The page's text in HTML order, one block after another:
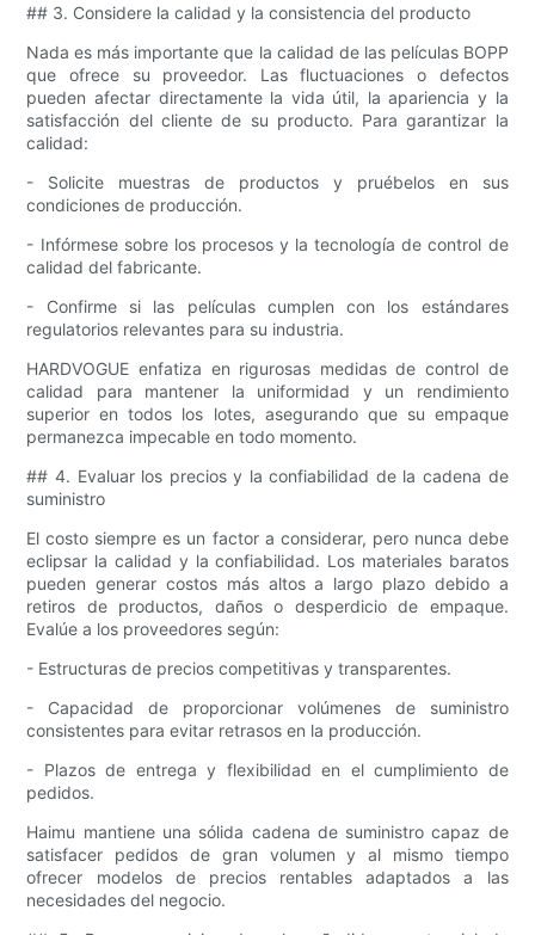
## 3. Considere la calidad y la consistencia del producto
Nada es más importante que la calidad de las películas BOPP
que ofrece su proveedor. Las fluctuaciones o defectos
pueden afectar directamente la vida útil, la apariencia y la
satisfacción del cliente de su producto. Para garantizar la
calidad:
- Solicite muestras de productos y pruébelos en sus
condiciones de producción.
- Infórmese sobre los procesos y la tecnología de control de
calidad del fabricante.
- Confirme si las películas cumplen con los estándares
regulatorios relevantes para su industria.
HARDVOGUE enfatiza en rigurosas medidas de control de
calidad para mantener la uniformidad y un rendimiento
superior en todos los lotes, asegurando que su empaque
permanezca impecable en todo momento.
## 4. Evaluar los precios y la confiabilidad de la cadena de
suministro
El costo siempre es un factor a considerar, pero nunca debe
eclipsar la calidad y la confiabilidad. Los materiales baratos
pueden generar costos más altos a largo plazo debido a
retiros de productos, daños o desperdicio de empaque.
Evalúe a los proveedores según:
- Estructuras de precios competitivas y transparentes.
- Capacidad de proporcionar volúmenes de suministro
consistentes para evitar retrasos en la producción.
- Plazos de entrega y flexibilidad en el cumplimiento de
pedidos.
Haimu mantiene una sólida cadena de suministro capaz de
satisfacer pedidos de gran volumen y al mismo tiempo
ofrecer modelos de precios rentables adaptados a las
necesidades del negocio.